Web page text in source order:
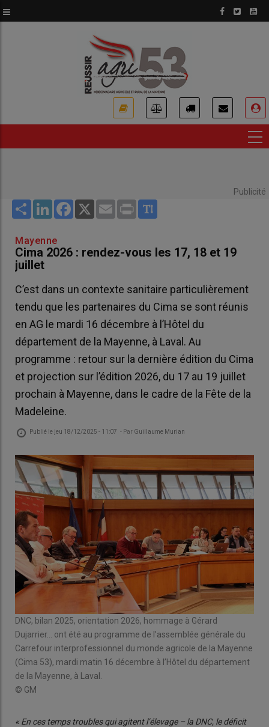
au
Publicité
Share LinkedInFacebook
X Email Print
Mayenne
Cima 2026 : rendez-vous les 17, 18 et 19
juillet
C’est dans un contexte sanitaire particulièrement
tendu que les partenaires du Cima se sont réunis
en AG le mardi 16 décembre à l’Hôtel du
département de la Mayenne, à Laval. Au
programme : retour sur la dernière édition du Cima
et projection sur l’édition 2026, du 17 au 19 juillet
prochain à Mayenne, dans le cadre de la Fête de la
Madeleine.
Publié le jeu 18/12/2025 - 11:07 - Par Guillaume Murian
DNC, bilan 2025, orientation 2026, hommage à Gérard
Dujarrier… ont été au programme de l’assemblée générale du
Carrefour interprofessionnel du monde agricole de la Mayenne
(Cima 53), mardi matin 16 décembre à l’Hôtel du département
de la Mayenne, à Laval.
© GM
« En ces temps troubles qui agitent l’élevage – la DNC, le déficit